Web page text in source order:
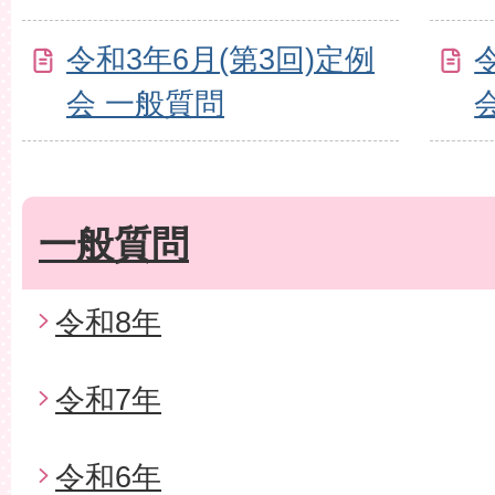
令和3年6月(第3回)定例
会 一般質問
一般質問
令和8年
令和7年
令和6年